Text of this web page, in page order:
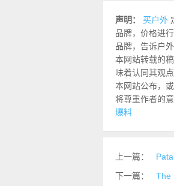
声明： 买户外
品牌，价格进
品牌，告诉户
本网站转载的
味着认同其观
本网站公布，
将尊重作者的
爆料
上一篇：
下一篇：
The